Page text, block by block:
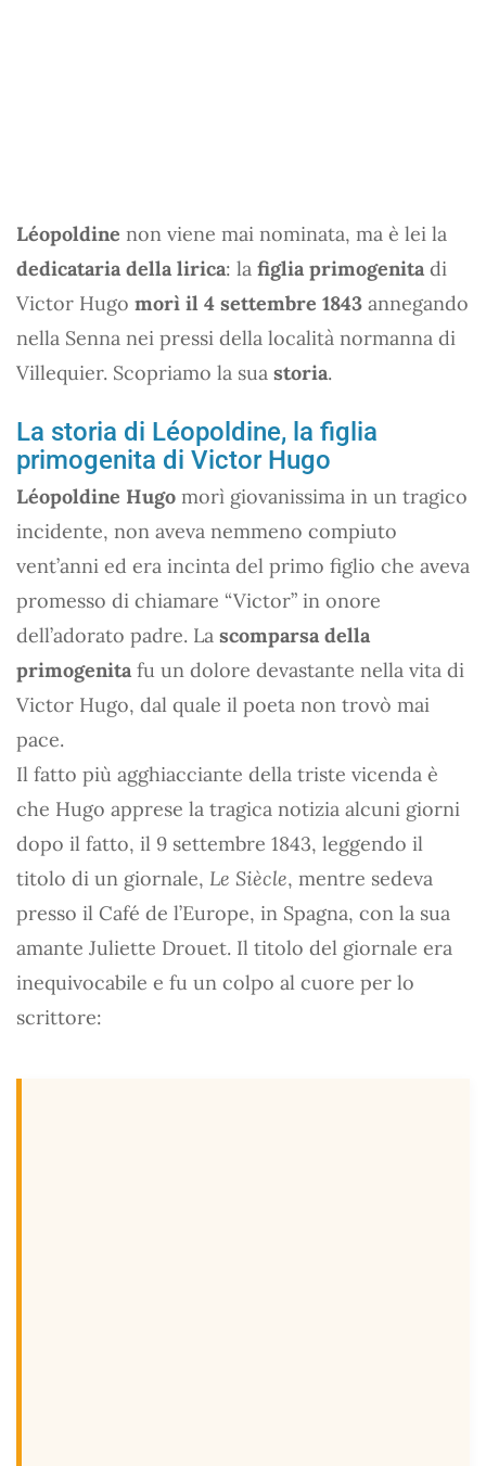
Léopoldine non viene mai nominata, ma è lei la
dedicataria della lirica: la figlia primogenita di
Victor Hugo morì il 4 settembre 1843 annegando
nella Senna nei pressi della località normanna di
Villequier. Scopriamo la sua storia.
La storia di Léopoldine, la figlia
primogenita di Victor Hugo
Léopoldine Hugo morì giovanissima in un tragico
incidente, non aveva nemmeno compiuto
vent’anni ed era incinta del primo figlio che aveva
promesso di chiamare “Victor” in onore
dell’adorato padre. La scomparsa della
primogenita fu un dolore devastante nella vita di
Victor Hugo, dal quale il poeta non trovò mai
pace.
Il fatto più agghiacciante della triste vicenda è
che Hugo apprese la tragica notizia alcuni giorni
dopo il fatto, il 9 settembre 1843, leggendo il
titolo di un giornale, Le Siècle, mentre sedeva
presso il Café de l’Europe, in Spagna, con la sua
amante Juliette Drouet. Il titolo del giornale era
inequivocabile e fu un colpo al cuore per lo
scrittore: